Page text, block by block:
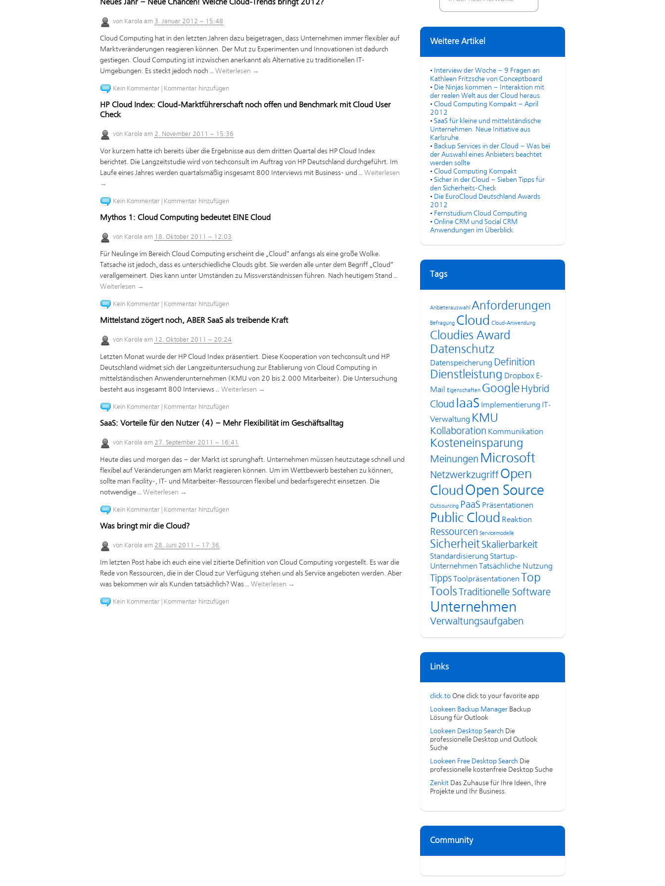
Neues Jahr – Neue Chancen! Welche Cloud-Trends bringt 2012?
von Karola am 3. Januar 2012 – 15:48
Cloud Computing hat in den letzten Jahren dazu beigetragen, dass Unternehmen immer flexibler auf
Marktveränderungen reagieren können. Der Mut zu Experimenten und Innovationen ist dadurch
gestiegen. Cloud Computing ist inzwischen anerkannt als Alternative zu traditionellen IT-
Umgebungen. Es steckt jedoch noch … Weiterlesen →
Kein Kommentar Kommentar hinzufügen
HP Cloud Index: Cloud-Marktführerschaft noch offen und Benchmark mit Cloud User
Check
von Karola am 2. November 2011 – 15:36
Vor kurzem hatte ich bereits über die Ergebnisse aus dem dritten Quartal des HP Cloud Index
berichtet. Die Langzeitstudie wird von techconsult im Auftrag von HP Deutschland durchgeführt. Im
Laufe eines Jahres werden quartalsmäßig insgesamt 800 Interviews mit Business- und … Weiterlesen
→
Kein Kommentar Kommentar hinzufügen
Mythos 1: Cloud Computing bedeutet EINE Cloud
von Karola am 18. Oktober 2011 – 12:03
Für Neulinge im Bereich Cloud Computing erscheint die „Cloud“ anfangs als eine große Wolke.
Tatsache ist jedoch, dass es unterschiedliche Clouds gibt. Sie werden alle unter dem Begriff „Cloud“
verallgemeinert. Dies kann unter Umständen zu Missverständnissen führen. Nach heutigem Stand …
Weiterlesen →
Kein Kommentar Kommentar hinzufügen
Mittelstand zögert noch, ABER SaaS als treibende Kraft
von Karola am 12. Oktober 2011 – 20:24
Letzten Monat wurde der HP Cloud Index präsentiert. Diese Kooperation von techconsult und HP
Deutschland widmet sich der Langzeituntersuchung zur Etablierung von Cloud Computing in
mittelständischen Anwenderunternehmen (KMU von 20 bis 2.000 Mitarbeiter). Die Untersuchung
besteht aus insgesamt 800 Interviews … Weiterlesen →
Kein Kommentar Kommentar hinzufügen
SaaS: Vorteile für den Nutzer (4) – Mehr Flexibilität im Geschäftsalltag
von Karola am 27. September 2011 – 16:41
Heute dies und morgen das – der Markt ist sprunghaft. Unternehmen müssen heutzutage schnell und
flexibel auf Veränderungen am Markt reagieren können. Um im Wettbewerb bestehen zu können,
sollte man Facility-, IT- und Mitarbeiter-Ressourcen flexibel und bedarfsgerecht einsetzen. Die
notwendige … Weiterlesen →
Kein Kommentar Kommentar hinzufügen
Was bringt mir die Cloud?
von Karola am 28. Juni 2011 – 17:36
Im letzten Post habe ich euch eine viel zitierte Definition von Cloud Computing vorgestellt. Es war die
Rede von Ressourcen, die in der Cloud zur Verfügung stehen und als Service angeboten werden. Aber
was bekommen wir als Kunden tatsächlich? Was … Weiterlesen →
Kein Kommentar Kommentar hinzufügen
Weitere Artikel
• Interview der Woche – 9 Fragen an
Kathleen Fritzsche von Conceptboard
• Die Ninjas kommen – Interaktion mit
der realen Welt aus der Cloud heraus
• Cloud Computing Kompakt – April
2012
• SaaS für kleine und mittelständische
Unternehmen. Neue Initiative aus
Karlsruhe.
• Backup Services in der Cloud – Was bei
der Auswahl eines Anbieters beachtet
werden sollte
• Cloud Computing Kompakt
• Sicher in der Cloud – Sieben Tipps für
den Sicherheits-Check
• Die EuroCloud Deutschland Awards
2012
• Fernstudium Cloud Computing
• Online CRM und Social CRM
Anwendungen im Überblick
Tags
Anbieterauswahl Anforderungen
Befragung Cloud Cloud-Anwendung
Cloudies Award
Datenschutz
Datenspeicherung Definition
Dienstleistung Dropbox E-
Mail
Eigenschaften Google Hybrid
Cloud
IaaS Implementierung
IT-
Verwaltung KMU
Kollaboration Kommunikation
Kosteneinsparung
Meinungen Microsoft
Netzwerkzugriff Open
Cloud Open Source
Outsourcing PaaS Präsentationen
Public Cloud Reaktion
Ressourcen Servicemodelle
Sicherheit Skalierbarkeit
Standardisierung Startup-
Unternehmen
Tatsächliche Nutzung
Tipps Toolpräsentationen
Top
Tools
Traditionelle Software
Unternehmen
Verwaltungsaufgaben
Links
click.toOne click to your favorite app
Lookeen Backup ManagerBackup
Lösung für Outlook
Lookeen Desktop Search Die
professionelle Desktop und Outlook
Suche
Lookeen Free Desktop Search Die
professionelle kostenfreie Desktop Suche
ZenkitDas Zuhause für Ihre Ideen, Ihre
Projekte und Ihr Business.
Community